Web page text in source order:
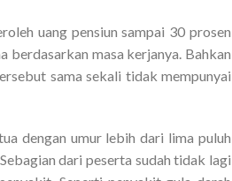
uang pensiun sampai 30 prosen
berdasarkan masa kerjanya. Bahkan
sama sekali tidak mempunyai
dengan umur lebih dari lima puluh
dari peserta sudah tidak lagi